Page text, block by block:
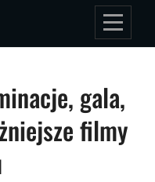
gala,
filmy